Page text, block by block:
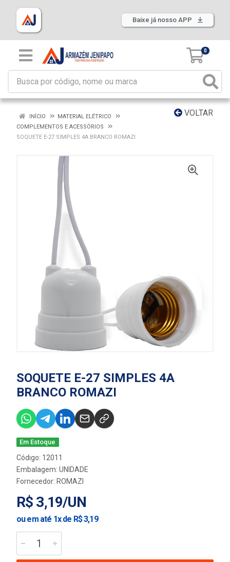
Baixe já nosso APP
0
VOLTAR
INÍCIO
MATERIAL ELÉTRICO
COMPLEMENTOS E ACESSÓRIOS
SOQUETE E-27 SIMPLES 4A BRANCO ROMAZI
SOQUETE E-27 SIMPLES 4A
BRANCO ROMAZI
Em Estoque
Código: 12011
Embalagem: UNIDADE
Fornecedor: ROMAZI
R$ 3,19/UN
ou em até 1x de R$ 3,19